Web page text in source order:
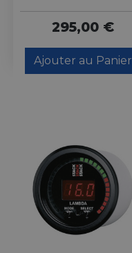
295,00 €
Ajouter au Panier